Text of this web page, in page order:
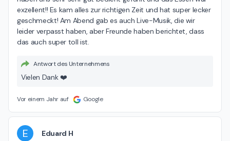
exzellent!! Es kam alles zur richtigen Zeit und hat super lecker
geschmeckt! Am Abend gab es auch Live-Musik, die wir
leider verpasst haben, aber Freunde haben berichtet, dass
das auch super toll ist.
Antwort des Unternehmens
Vielen Dank ❤️
Vor einem Jahr auf Google
E Eduard H